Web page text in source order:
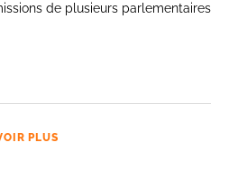
de plusieurs parlementaires
PLUS